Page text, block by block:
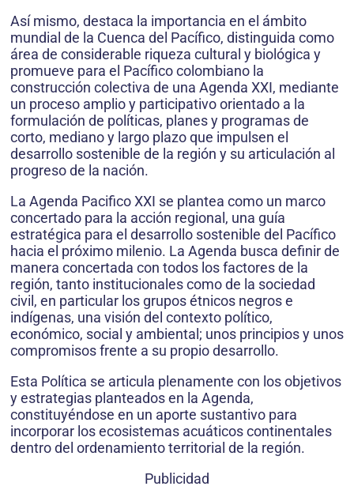
Así mismo, destaca la importancia en el ámbito
mundial de la Cuenca del Pacífico, distinguida como
área de considerable riqueza cultural y biológica y
promueve para el Pacífico colombiano la
construcción colectiva de una Agenda XXI, mediante
un proceso amplio y participativo orientado a la
formulación de políticas, planes y programas de
corto, mediano y largo plazo que impulsen el
desarrollo sostenible de la región y su articulación al
progreso de la nación.
La Agenda Pacifico XXI se plantea como un marco
concertado para la acción regional, una guía
estratégica para el desarrollo sostenible del Pacífico
hacia el próximo milenio. La Agenda busca definir de
manera concertada con todos los factores de la
región, tanto institucionales como de la sociedad
civil, en particular los grupos étnicos negros e
indígenas, una visión del contexto político,
económico, social y ambiental; unos principios y unos
compromisos frente a su propio desarrollo.
Esta Política se articula plenamente con los objetivos
y estrategias planteados en la Agenda,
constituyéndose en un aporte sustantivo para
incorporar los ecosistemas acuáticos continentales
dentro del ordenamiento territorial de la región.
Publicidad